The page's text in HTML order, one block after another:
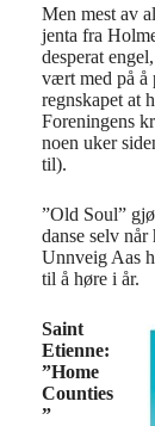
Men mest av
jenta fra
desperat
vært med på å
regnskapet at
Foreningens
noen uker
til).
”Old Soul”
danse selv
Unnveig Aas
til å høre i år.
Saint
Etienne:
”Home
Counties
”